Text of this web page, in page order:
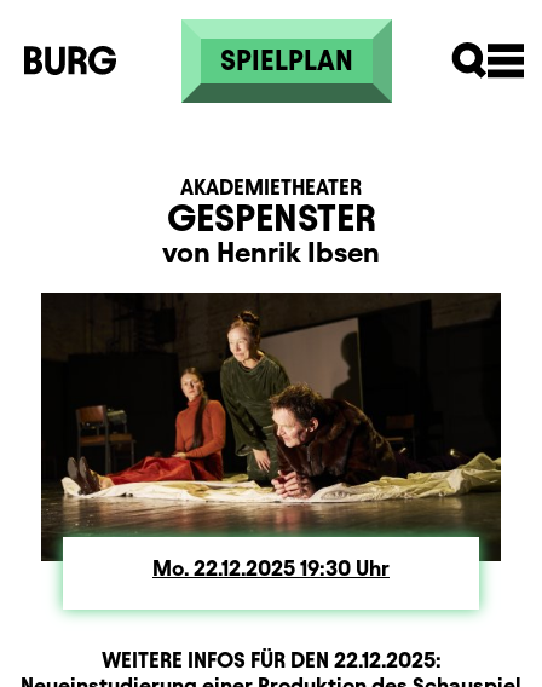
Direkt zum Inhalt
SPIELPLAN
GESPENSTER
AKADEMIETHEATER
von Henrik Ibsen
Mo. Montag
22.12.2025 19:30Uhr
WEITERE INFOS FÜR DEN 22.12.2025:
Produktionspartner